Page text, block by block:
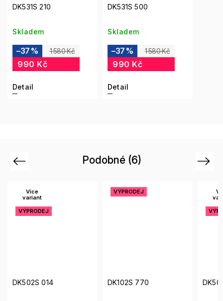
DK531S 210
Skladem
1 580 Kč
–37 %
990 Kč
Detail
DK531S 500
Skladem
1 580 Kč
–37 %
990 Kč
Detail
Podobné (6)
Previous
VÝPRODEJ
DK102S 770
Více
variant
DK502S 265
Next